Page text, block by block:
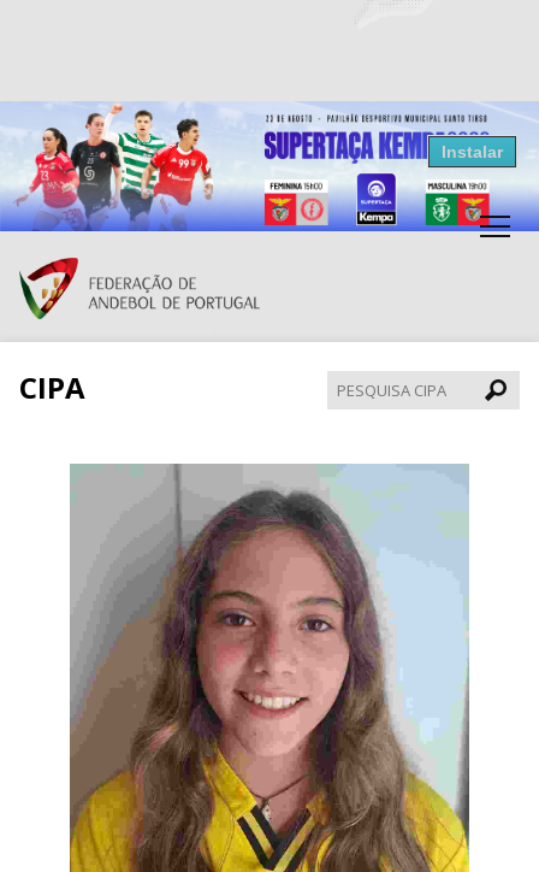
Resultados Andebol
Federação de Andebol de Portugal
Grátis - Disponivel na Play Store
Instalar
CIPA
CIPA